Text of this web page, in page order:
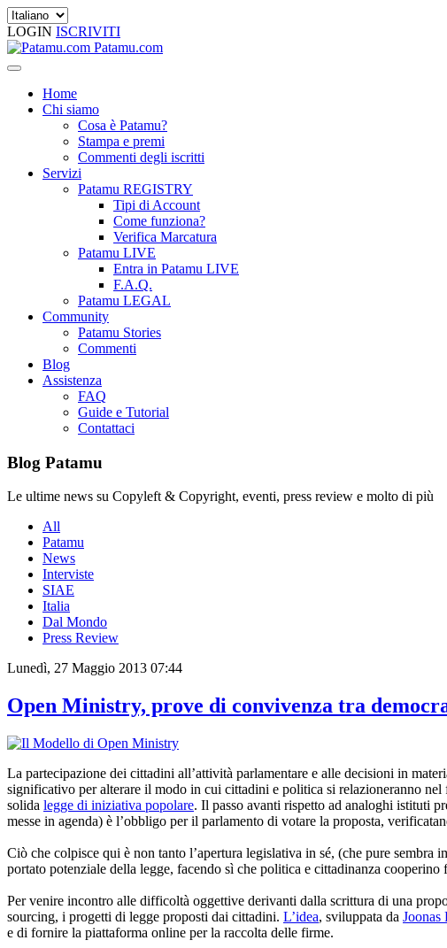
LOGIN ISCRIVITI
Patamu.com
Home
Chi siamo
Cosa è Patamu?
Stampa e premi
Commenti degli iscritti
Servizi
Patamu REGISTRY
Tipi di Account
Come funziona?
Verifica Marcatura
Patamu LIVE
Entra in Patamu LIVE
F.A.Q.
Patamu LEGAL
Community
Patamu Stories
Commenti
Blog
Assistenza
FAQ
Guide e Tutorial
Contattaci
Blog Patamu
Le ultime news su Copyleft & Copyright, eventi, press review e molto di più
All
Patamu
News
Interviste
SIAE
Italia
Dal Mondo
Press Review
Lunedì, 27 Maggio 2013 07:44
Open Ministry, prove di convivenza tra
La partecipazione dei cittadini all’attività parlamentare e alle decisioni in
significativo per alterare il modo in cui cittadini e politica si relazioneranno
solida legge di iniziativa popolare. Il passo avanti rispetto ad analoghi istituti
messe in agenda) è l’obbligo per il parlamento di votare la proposta,
Ciò che colpisce qui è non tanto l’apertura legislativa in sé, (che pure
portato potenziale della legge, facendo sì che politica e cittadinanza
Per venire incontro alle difficoltà oggettive derivanti dalla scrittura di una
sourcing, i progetti di legge proposti dai cittadini. L’idea, sviluppata da Joonas
e di fornire la piattaforma online per la raccolta delle firme.